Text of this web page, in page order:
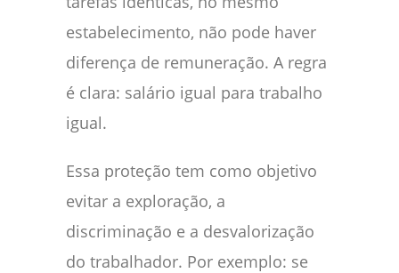
estabelecimento, não pode haver
diferença de remuneração. A regra
é clara: salário igual para trabalho
igual.
Essa proteção tem como objetivo
evitar a exploração, a
discriminação e a desvalorização
do trabalhador. Por exemplo: se